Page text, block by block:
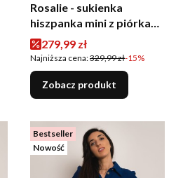
Rosalie - sukienka
hiszpanka mini z piórkami
brązowa
Cena promocyjna
279,99 zł
Najniższa cena:329,99 zł-15%
Zobacz produkt
Bestseller
Nowość